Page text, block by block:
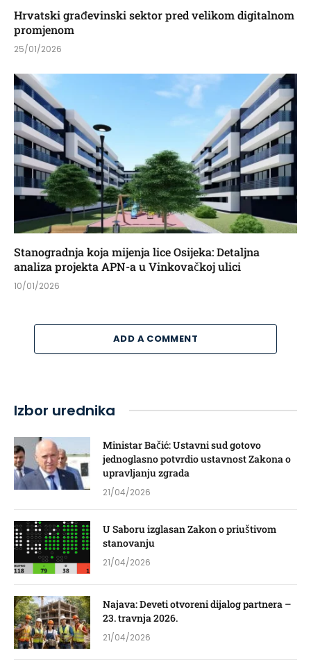
Hrvatski građevinski sektor pred velikom digitalnom
promjenom
25/01/2026
Stanogradnja koja mijenja lice Osijeka: Detaljna
analiza projekta APN-a u Vinkovačkoj ulici
10/01/2026
ADD A COMMENT
Izbor urednika
Ministar Bačić: Ustavni sud gotovo
jednoglasno potvrdio ustavnost Zakona o
upravljanju zgrada
21/04/2026
U Saboru izglasan Zakon o priuštivom
stanovanju
21/04/2026
Najava: Deveti otvoreni dijalog partnera –
23. travnja 2026.
21/04/2026